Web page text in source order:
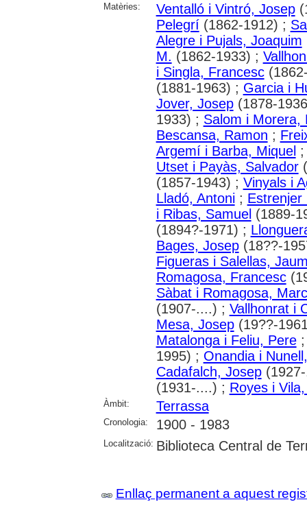
Matèries: Ventalló i Vintró, Josep
Pelegrí(1862-1912) ;
Alegre i Pujals, Joaquim
M. (1862-1933) ;
i Singla, Francesc
(1881-1963) ; Garcia i
Jover, Josep(1878-
1933) ; Salom i Morera,
Bescansa, Ramon ;
Argemí i Barba, Miquel
Utset i Payàs, Salvador
(1857-1943) ; Vinyals i
Lladó, Antoni; Estrenjer
i Ribas, Samuel(1889-
(1894?-1971) ;
Bages, Josep(18??-
Figueras i Salellas,
Romagosa, Francesc
Sàbat i Romagosa,
(1907-....) ; Vallhonrat i
Mesa, Josep(19??-
Matalonga i Feliu, Pere
1995) ; Onandia i
Cadafalch, Josep
(1931-....) ; Royes i
Àmbit: Terrassa
Cronologia: 1900 - 1983
Localització: Biblioteca Central de
Enllaç permanent a aquest